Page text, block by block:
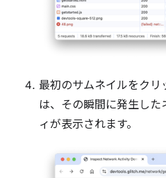
最初のサムネイルをクリ
は、その瞬間に発生した
ィが表示されます。